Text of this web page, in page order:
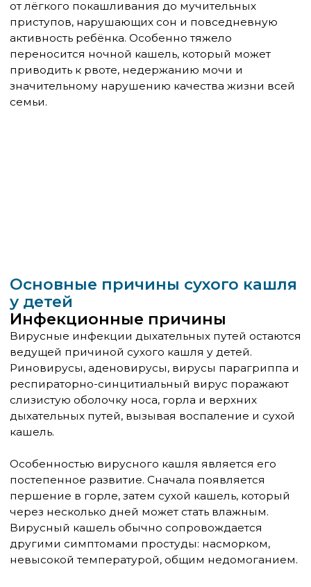
частой причиной хронического сухого кашля у
бронхиальной астмы, аллергического ринита или
реакцией на различные аэроаллергены.
кашля, совпадающие с периодами цветения.
Домашняя пыль, клещи домашней пыли, шерсть
У детей ГЭРБ часто протекает без классических
симптомов изжоги. Кашель может быть
единственным проявлением заболевания,
особенно у детей раннего возраста. Характерно
усиление кашля в горизонтальном положении,
после еды, при наклонах.
Психогенный кашель
Психогенный или привычный кашель
встречается у детей старше 4-5 лет и связан с
психоэмоциональными факторами. Такой кашель
обычно имеет стереотипный характер,
усиливается в стрессовых ситуациях и полностью
исчезает во время сна.
перенесённого респираторного заболевания как
привычная реакция. Он может быть способом
привлечения внимания или реакцией на
стрессовые ситуации в семье или школе.
Воздействие внешних
раздражителей
Табачный дым, загрязнённый воздух, резкие
запахи, пыль могут вызывать рефлекторный сухой
кашель у чувствительных детей. Особенно опасно